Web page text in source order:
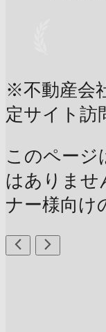
※不動産会
定サイト訪
このページ
はありませ
ナー様向け